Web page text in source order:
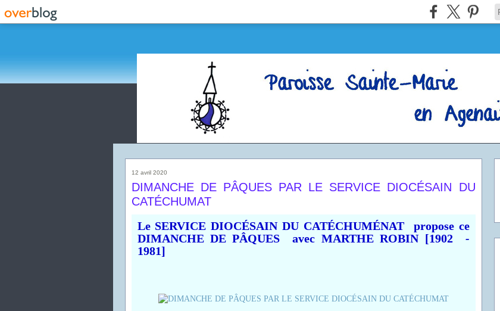
12 avril 2020
DIMANCHE DE PÂQUES PAR LE SERVICE DIOCÉSAIN DU
CATÉCHUMAT
Le SERVICE DIOCÉSAIN DU CATÉCHUMÉNAT propose ce
DIMANCHE DE PÂQUES avec MARTHE ROBIN [1902
-
1981]